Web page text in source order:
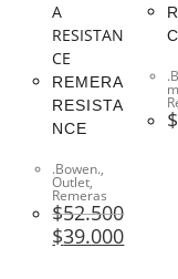
REMERA
RESISTA
NCE
.Bowen.,
Outlet,
Remeras
$52.500
$39.000
$